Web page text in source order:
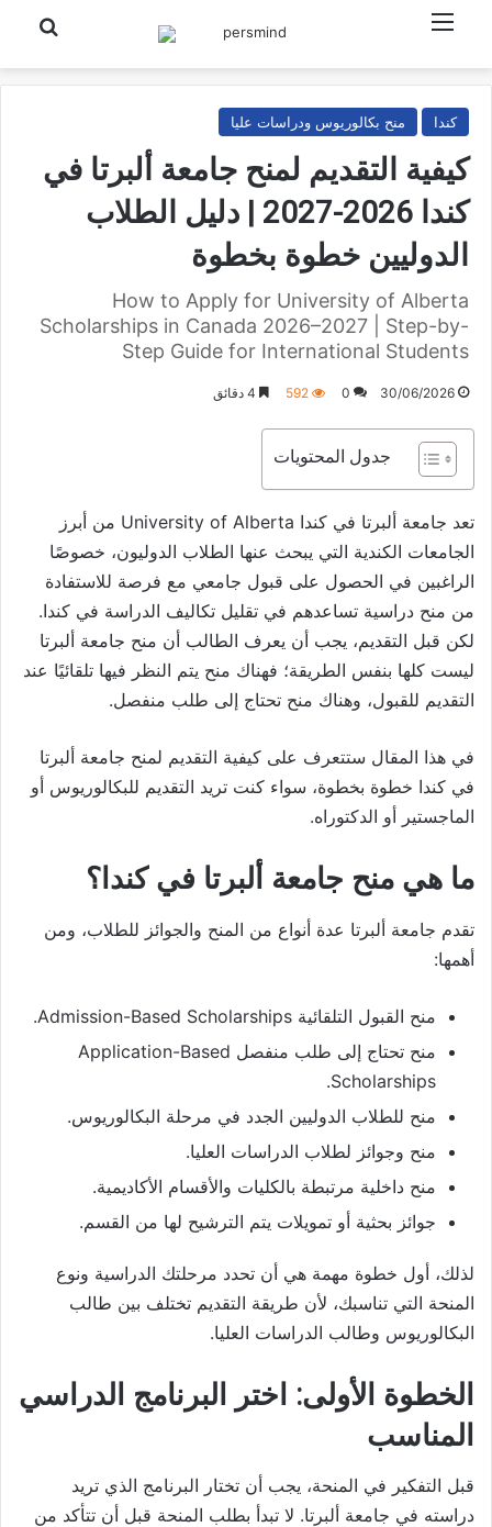
بحث عن
كندا منح بكالوريوس ودراسات عليا
كيفية التقديم لمنح جامعة ألبرتا في
كندا 2026-2027 | دليل الطلاب
الدوليين خطوة بخطوة
How to Apply for University of Alberta
Scholarships in Canada 2026–2027 | Step-by-
Step Guide for International Students
30/06/2026
0
592
جدول المحتويات
تعد جامعة ألبرتا في كندا University of Alberta من أبرز
الجامعات الكندية التي يبحث عنها الطلاب الدوليون، خصوصًا
الراغبين في الحصول على قبول جامعي مع فرصة للاستفادة
من منح دراسية تساعدهم في تقليل تكاليف الدراسة في كندا.
لكن قبل التقديم، يجب أن يعرف الطالب أن منح جامعة ألبرتا
ليست كلها بنفس الطريقة؛ فهناك منح يتم النظر فيها تلقائيًا عند
التقديم للقبول، وهناك منح تحتاج إلى طلب منفصل.
في هذا المقال ستتعرف على كيفية التقديم لمنح جامعة ألبرتا
في كندا خطوة بخطوة، سواء كنت تريد التقديم للبكالوريوس أو
الماجستير أو الدكتوراه.
ما هي منح جامعة ألبرتا في كندا؟
تقدم جامعة ألبرتا عدة أنواع من المنح والجوائز للطلاب، ومن
أهمها:
منح القبول التلقائية Admission-Based Scholarships.
منح تحتاج إلى طلب منفصل Application-Based
Scholarships.
منح للطلاب الدوليين الجدد في مرحلة البكالوريوس.
منح وجوائز لطلاب الدراسات العليا.
منح داخلية مرتبطة بالكليات والأقسام الأكاديمية.
جوائز بحثية أو تمويلات يتم الترشيح لها من القسم.
لذلك، أول خطوة مهمة هي أن تحدد مرحلتك الدراسية ونوع
المنحة التي تناسبك، لأن طريقة التقديم تختلف بين طالب
البكالوريوس وطالب الدراسات العليا.
الخطوة الأولى: اختر البرنامج الدراسي
المناسب
قبل التفكير في المنحة، يجب أن تختار البرنامج الذي تريد
دراسته في جامعة ألبرتا. لا تبدأ بطلب المنحة قبل أن تتأكد من